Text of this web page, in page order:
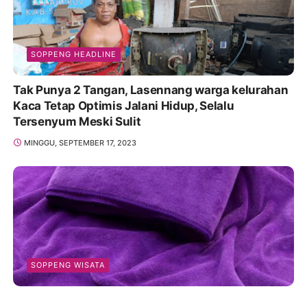
SOPPENG HEADLINE
Tak Punya 2 Tangan, Lasennang warga kelurahan
Kaca Tetap Optimis Jalani Hidup, Selalu
Tersenyum Meski Sulit
MINGGU, SEPTEMBER 17, 2023
SOPPENG WISATA